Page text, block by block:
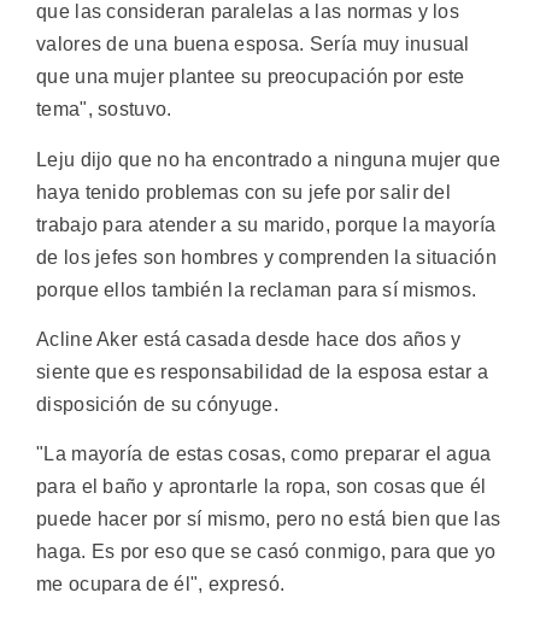
que las consideran paralelas a las normas y los
valores de una buena esposa. Sería muy inusual
que una mujer plantee su preocupación por este
tema", sostuvo.
Leju dijo que no ha encontrado a ninguna mujer que
haya tenido problemas con su jefe por salir del
trabajo para atender a su marido, porque la mayoría
de los jefes son hombres y comprenden la situación
porque ellos también la reclaman para sí mismos.
Acline Aker está casada desde hace dos años y
siente que es responsabilidad de la esposa estar a
disposición de su cónyuge.
"La mayoría de estas cosas, como preparar el agua
para el baño y aprontarle la ropa, son cosas que él
puede hacer por sí mismo, pero no está bien que las
haga. Es por eso que se casó conmigo, para que yo
me ocupara de él", expresó.